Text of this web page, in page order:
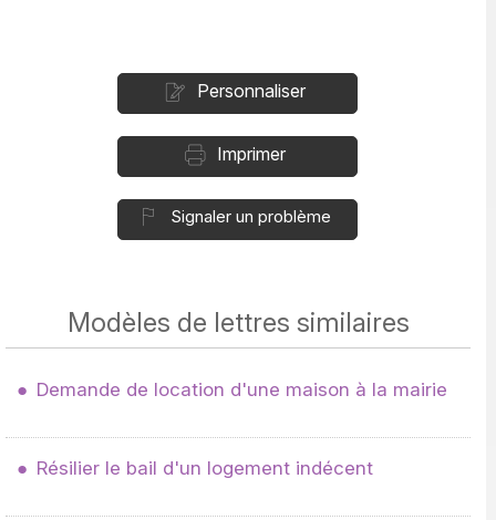
Personnaliser
Imprimer
Signaler un problème
Modèles de lettres similaires
Demande de location d'une maison à la mairie
Résilier le bail d'un logement indécent